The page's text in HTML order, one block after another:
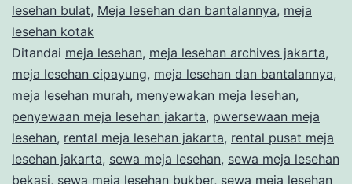
SPESIAL
PUSAT
lesehan bulat, Meja lesehan dan bantalannya, meja
lesehan kotak
Ditandai meja lesehan, meja lesehan archives jakarta,
meja lesehan cipayung, meja lesehan dan bantalannya,
meja lesehan murah, menyewakan meja lesehan,
penyewaan meja lesehan jakarta, pwersewaan meja
lesehan, rental meja lesehan jakarta, rental pusat meja
lesehan jakarta, sewa meja lesehan, sewa meja lesehan
bekasi, sewa meja lesehan bukber, sewa meja lesehan